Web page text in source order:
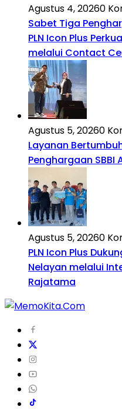
Agustus 4, 20260
Sabet Tiga
PLN Icon Plus
melalui Contact
Agustus 5, 20260
Layanan
Penghargaan SBBI
Agustus 5, 20260
PLN Icon Plus
Nelayan melalui
Rajatama